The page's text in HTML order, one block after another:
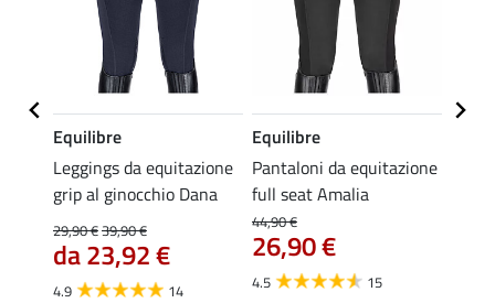
Equilibre
Leggings da equitazione
grip al ginocchio Dana
29,90 €39,90 €
da 23,92 €
4.9 14
Equilibre
Pantaloni da equitazione
full seat Amalia
44,90 €
26,90 €
4.5 15